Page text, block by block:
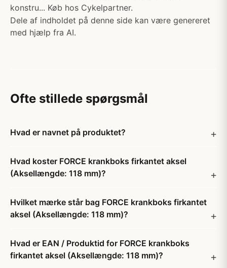
konstru... Køb hos Cykelpartner.
Dele af indholdet på denne side kan være genereret
med hjælp fra AI.
Ofte stillede spørgsmål
Hvad er navnet på produktet?
Hvad koster FORCE krankboks firkantet aksel
(Aksellængde: 118 mm)?
Hvilket mærke står bag FORCE krankboks firkantet
aksel (Aksellængde: 118 mm)?
Hvad er EAN / Produktid for FORCE krankboks
firkantet aksel (Aksellængde: 118 mm)?